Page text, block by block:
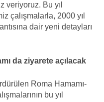
veriyoruz. Bu yıl
çalışmalarla, 2000 yıl
dair yeni detayları
da ziyarete açılacak
Roma Hamamı-
bu yıl